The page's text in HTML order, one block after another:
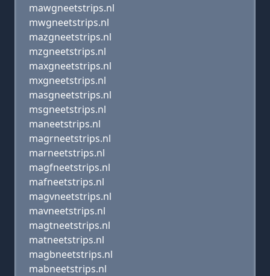
mawgneetstrips.nl
mwgneetstrips.nl
mazgneetstrips.nl
mzgneetstrips.nl
maxgneetstrips.nl
mxgneetstrips.nl
masgneetstrips.nl
msgneetstrips.nl
maneetstrips.nl
magrneetstrips.nl
marneetstrips.nl
magfneetstrips.nl
mafneetstrips.nl
magvneetstrips.nl
mavneetstrips.nl
magtneetstrips.nl
matneetstrips.nl
magbneetstrips.nl
mabneetstrips.nl